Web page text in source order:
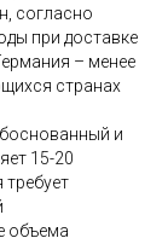
согласно
при доставке
– менее
странах
и
15-20
требует
объема